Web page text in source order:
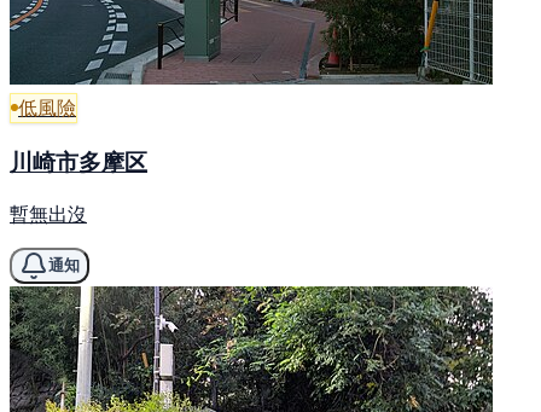
低風險
川崎市多摩区
暫無出沒
通知